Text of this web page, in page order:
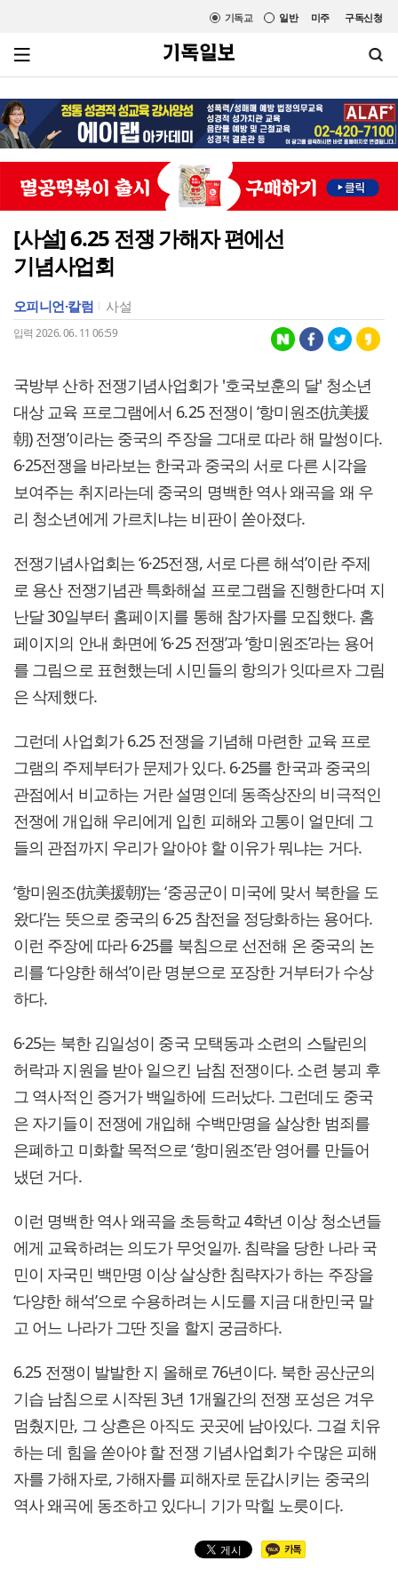
미주 구독신청
일반
기독교
[사설] 6.25 전쟁 가해자 편에선
기념사업회
오피니언·칼럼 사설
입력 2026. 06. 11 06:59
국방부 산하 전쟁기념사업회가 '호국보훈의 달' 청소년
대상 교육 프로그램에서 6.25 전쟁이 ‘항미원조(抗美援
朝) 전쟁’이라는 중국의 주장을 그대로 따라 해 말썽이다.
6·25전쟁을 바라보는 한국과 중국의 서로 다른 시각을
보여주는 취지라는데 중국의 명백한 역사 왜곡을 왜 우
리 청소년에게 가르치냐는 비판이 쏟아졌다.
전쟁기념사업회는 ‘6·25전쟁, 서로 다른 해석’이란 주제
로 용산 전쟁기념관 특화해설 프로그램을 진행한다며 지
난달 30일부터 홈페이지를 통해 참가자를 모집했다. 홈
페이지의 안내 화면에 ‘6·25 전쟁’과 ‘항미원조’라는 용어
를 그림으로 표현했는데 시민들의 항의가 잇따르자 그림
은 삭제했다.
그런데 사업회가 6.25 전쟁을 기념해 마련한 교육 프로
그램의 주제부터가 문제가 있다. 6·25를 한국과 중국의
관점에서 비교하는 거란 설명인데 동족상잔의 비극적인
전쟁에 개입해 우리에게 입힌 피해와 고통이 얼만데 그
들의 관점까지 우리가 알아야 할 이유가 뭐냐는 거다.
‘항미원조(抗美援朝)’는 ‘중공군이 미국에 맞서 북한을 도
왔다’는 뜻으로 중국의 6·25 참전을 정당화하는 용어다.
이런 주장에 따라 6·25를 북침으로 선전해 온 중국의 논
리를 ‘다양한 해석’이란 명분으로 포장한 거부터가 수상
하다.
6·25는 북한 김일성이 중국 모택동과 소련의 스탈린의
허락과 지원을 받아 일으킨 남침 전쟁이다. 소련 붕괴 후
그 역사적인 증거가 백일하에 드러났다. 그런데도 중국
은 자기들이 전쟁에 개입해 수백만명을 살상한 범죄를
은폐하고 미화할 목적으로 ‘항미원조’란 영어를 만들어
냈던 거다.
이런 명백한 역사 왜곡을 초등학교 4학년 이상 청소년들
에게 교육하려는 의도가 무엇일까. 침략을 당한 나라 국
민이 자국민 백만명 이상 살상한 침략자가 하는 주장을
‘다양한 해석’으로 수용하려는 시도를 지금 대한민국 말
고 어느 나라가 그딴 짓을 할지 궁금하다.
6.25 전쟁이 발발한 지 올해로 76년이다. 북한 공산군의
기습 남침으로 시작된 3년 1개월간의 전쟁 포성은 겨우
멈췄지만, 그 상흔은 아직도 곳곳에 남아있다. 그걸 치유
하는 데 힘을 쏟아야 할 전쟁 기념사업회가 수많은 피해
자를 가해자로, 가해자를 피해자로 둔갑시키는 중국의
역사 왜곡에 동조하고 있다니 기가 막힐 노릇이다.